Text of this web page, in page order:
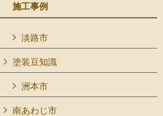
施工事例
淡路市
塗装豆知識
洲本市
南あわじ市